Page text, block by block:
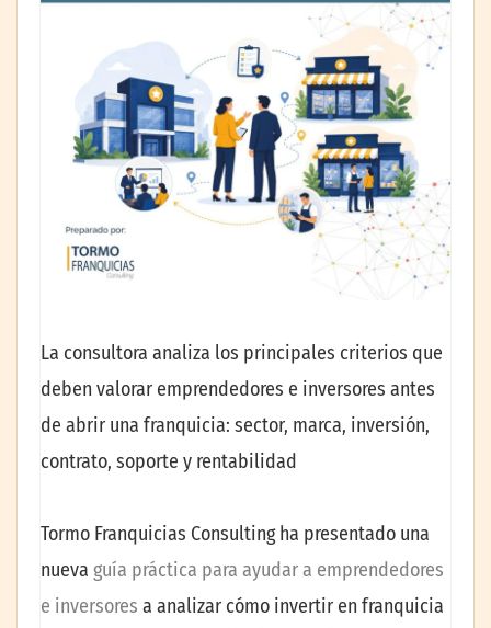
La consultora analiza los principales criterios que
deben valorar emprendedores e inversores antes
de abrir una franquicia: sector, marca, inversión,
contrato, soporte y rentabilidad
Tormo Franquicias Consulting ha presentado una
nueva guía práctica para ayudar a emprendedores
e inversores a analizar cómo invertir en franquicia